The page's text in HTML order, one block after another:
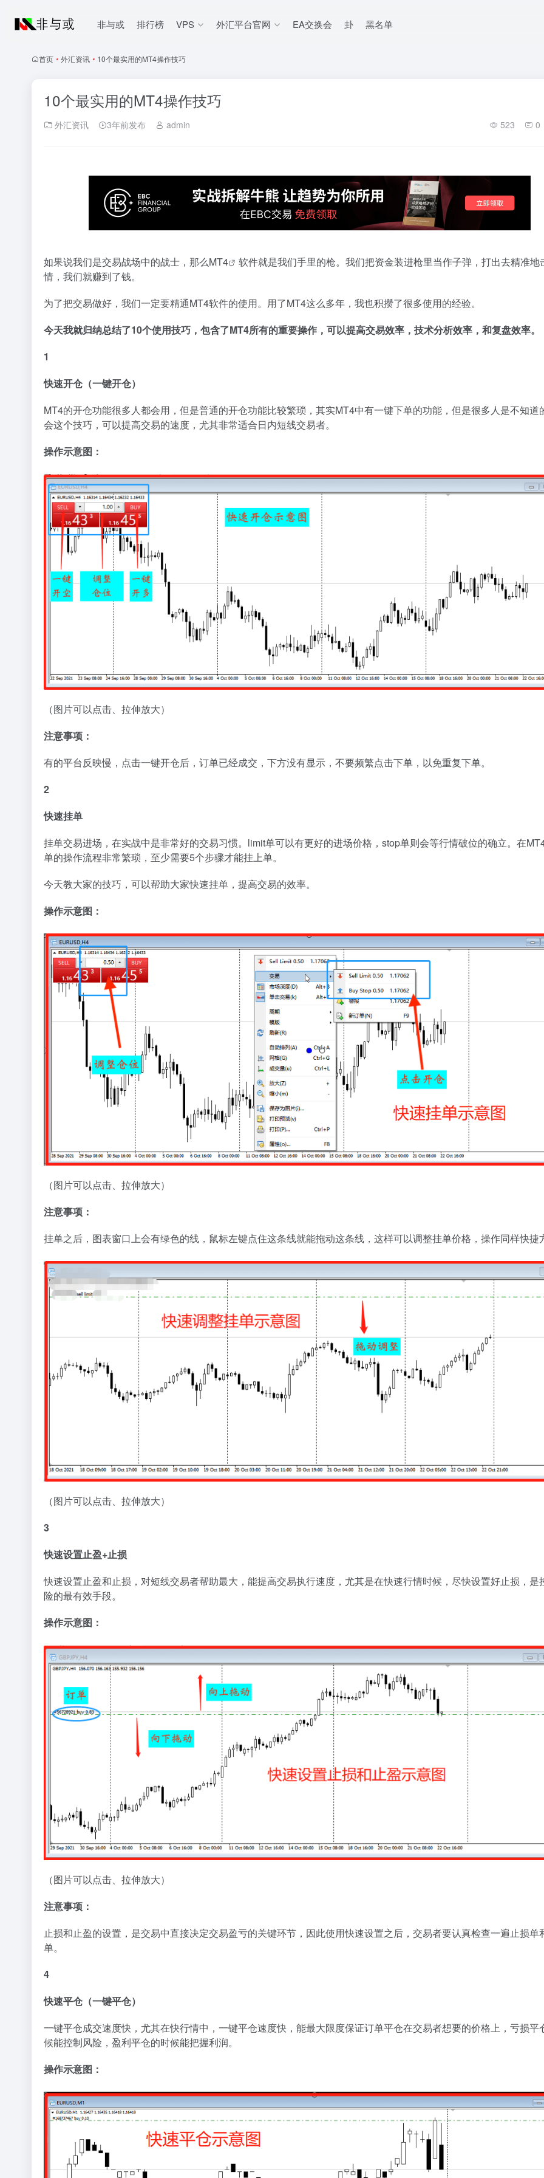
非与或 排行榜 VPS 外汇平台官网 EA交换会 卦 黑名单
首页 • 外汇资讯 • 10个最实用的MT4操作技巧
10个最实用的MT4操作技巧
外汇资讯 3年前发布 admin 523 0
如果说我们是交易战场中的战士，那么MT4
软件就是我们手里的枪。我们把资金装进枪里当作子弹，打出去精准地
情，我们就赚到了钱。
为了把交易做好，我们一定要精通MT4软件的使用。用了MT4这么多年，我也积攒了很多使用的经验。
今天我就归纳总结了10个使用技巧，包含了MT4所有的重要操作，可以提高交易效率，技术分析效率，和复盘效率。
1
快速开仓（一键开仓）
MT4的开仓功能很多人都会用，但是普通的开仓功能比较繁琐，其实MT4中有一键下单的功能，但是很多人是不知道
会这个技巧，可以提高交易的速度，尤其非常适合日内短线交易者。
操作示意图：
（图片可以点击、拉伸放大）
注意事项：
有的平台反映慢，点击一键开仓后，订单已经成交，下方没有显示，不要频繁点击下单，以免重复下单。
2
快速挂单
挂单交易进场，在实战中是非常好的交易习惯。limit单可以有更好的进场价格，stop单则会等行情破位的确立。在
单的操作流程非常繁琐，至少需要5个步骤才能挂上单。
今天教大家的技巧，可以帮助大家快速挂单，提高交易的效率。
操作示意图：
（图片可以点击、拉伸放大）
注意事项：
挂单之后，图表窗口上会有绿色的线，鼠标左键点住这条线就能拖动这条线，这样可以调整挂单价格，操作同样快捷
（图片可以点击、拉伸放大）
3
快速设置止盈+止损
快速设置止盈和止损，对短线交易者帮助最大，能提高交易执行速度，尤其是在快速行情时候，尽快设置好止损，是
险的最有效手段。
操作示意图：
（图片可以点击、拉伸放大）
注意事项：
止损和止盈的设置，是交易中直接决定交易盈亏的关键环节，因此使用快速设置之后，交易者要认真检查一遍止损单
单。
4
快速平仓（一键平仓）
一键平仓成交速度快，尤其在快行情中，一键平仓速度快，能最大限度保证订单平仓在交易者想要的价格上，亏损平
候能控制风险，盈利平仓的时候能把握利润。
操作示意图：